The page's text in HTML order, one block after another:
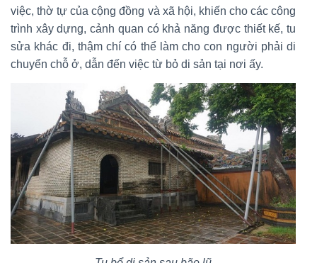
việc, thờ tự của cộng đồng và xã hội, khiến cho các công
trình xây dựng, cảnh quan có khả năng được thiết kế, tu
sửa khác đi, thậm chí có thể làm cho con người phải di
chuyển chỗ ở, dẫn đến việc từ bỏ di sản tại nơi ấy.